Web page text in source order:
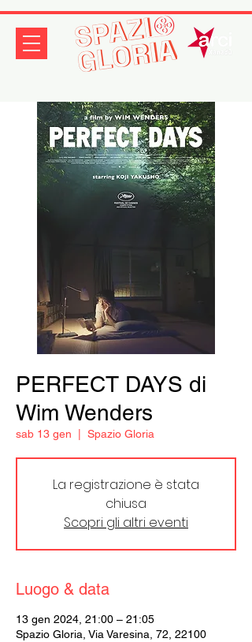
PERFECT DAYS di
Wim Wenders
sab 13 gen Spazio Gloria
La registrazione è stata
chiusa
Scopri gli altri eventi
Luogo & data
13 gen 2024, 21:00 – 21:05
Spazio Gloria, Via Varesina, 72, 22100